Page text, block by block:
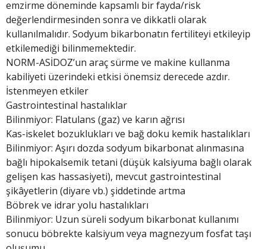
emzirme döneminde kapsamlı bir fayda/risk
değerlendirmesinden sonra ve dikkatli olarak
kullanılmalıdır. Sodyum bikarbonatın fertiliteyi etkileyip
etkilemediği bilinmemektedir.
NORM-ASİDOZ’un araç sürme ve makine kullanma
kabiliyeti üzerindeki etkisi önemsiz derecede azdır.
İstenmeyen etkiler
Gastrointestinal hastalıklar
Bilinmiyor: Flatulans (gaz) ve karın ağrısı
Kas-iskelet bozuklukları ve bağ doku kemik hastalıkları
Bilinmiyor: Aşırı dozda sodyum bikarbonat alınmasına
bağlı hipokalsemik tetani (düşük kalsiyuma bağlı olarak
gelişen kas hassasiyeti), mevcut gastrointestinal
şikâyetlerin (diyare vb.) şiddetinde artma
Böbrek ve idrar yolu hastalıkları
Bilinmiyor: Uzun süreli sodyum bikarbonat kullanımı
sonucu böbrekte kalsiyum veya magnezyum fosfat taşı